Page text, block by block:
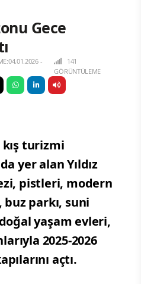
Gece
-
141
GÖRÜNTÜLEME